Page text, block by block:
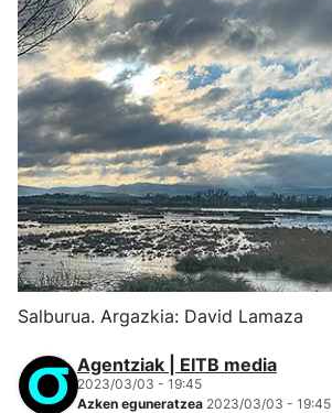
Salburua. Argazkia: David Lamaza
Agentziak | EITB media
2023/03/03 - 19:45
Azken eguneratzea 2023/03/03 - 19:45